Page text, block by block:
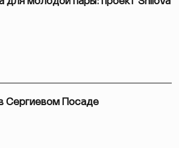
Сергиевом Посаде